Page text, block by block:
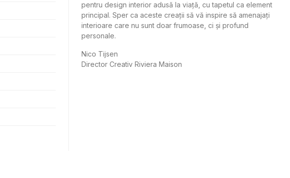
pentru design interior adusă la viață, cu tapetul ca element
principal. Sper ca aceste creații să vă inspire să amenajați
interioare care nu sunt doar frumoase, ci și profund
personale.
Nico Tijsen
Director Creativ Riviera Maison